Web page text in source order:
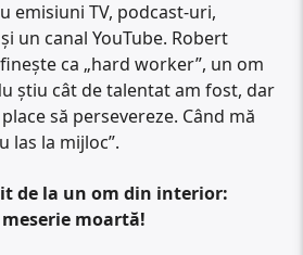
emisiuni TV, podcast-uri,
un canal YouTube. Robert
ca „hard worker”, un om
știu cât de talentat am fost, dar
să persevereze. Când mă
las la mijloc”.
de la un om din interior:
moartă!